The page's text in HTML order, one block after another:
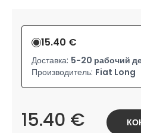
15.40 €
Доставка: 5-20 рабочий
Производитель: Fiat Long
15.40 €